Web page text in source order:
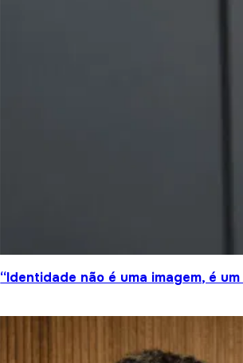
“Identidade não é uma imagem, é